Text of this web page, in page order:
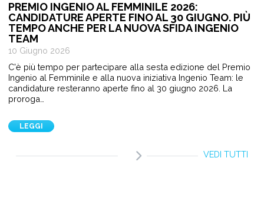
PREMIO INGENIO AL FEMMINILE 2026:
CANDIDATURE APERTE FINO AL 30 GIUGNO. PIÙ
TEMPO ANCHE PER LA NUOVA SFIDA INGENIO
TEAM
10 Giugno 2026
C'è più tempo per partecipare alla sesta edizione del Premio
Ingenio al Femminile e alla nuova iniziativa Ingenio Team: le
candidature resteranno aperte fino al 30 giugno 2026. La
proroga…
LEGGI
VEDI TUTTI